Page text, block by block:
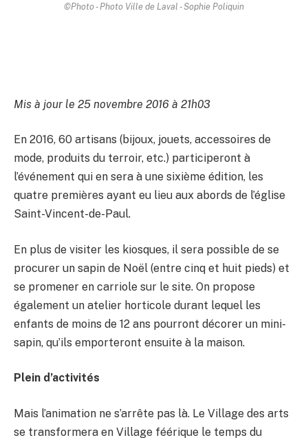
©Photo - Photo Ville de Laval - Sophie Poliquin
Mis à jour le 25 novembre 2016 à 21h03
En 2016, 60 artisans (bijoux, jouets, accessoires de
mode, produits du terroir, etc.) participeront à
l’événement qui en sera à une sixième édition, les
quatre premières ayant eu lieu aux abords de l’église
Saint-Vincent-de-Paul.
En plus de visiter les kiosques, il sera possible de se
procurer un sapin de Noël (entre cinq et huit pieds) et
se promener en carriole sur le site. On propose
également un atelier horticole durant lequel les
enfants de moins de 12 ans pourront décorer un mini-
sapin, qu’ils emporteront ensuite à la maison.
Plein d’activités
Mais l’animation ne s’arrête pas là. Le Village des arts
se transformera en Village féérique le temps du